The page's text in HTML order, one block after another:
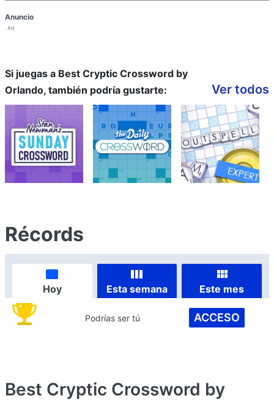
Anuncio
Ad
Si juegas a Best Cryptic Crossword by
Orlando, también podría gustarte:
Ver todos
Récords
Hoy Esta semana Este mes
Podrías ser tú ACCESO
Best Cryptic Crossword by